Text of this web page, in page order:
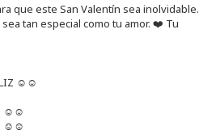
que este San Valentín sea inolvidable.
tan especial como tu amor. ❤️ Tu
☺️☺️
☺️☺️